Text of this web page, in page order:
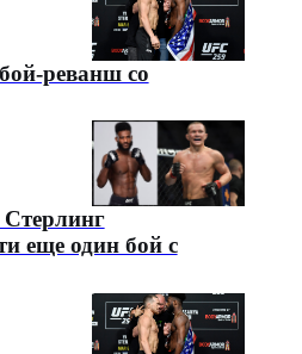
реванш со
Стерлинг
еще один бой с